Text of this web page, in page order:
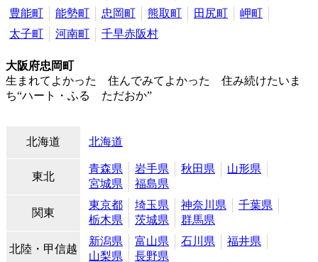
豊能町
能勢町 忠岡町 熊取町 田尻町
岬町
太子町
河南町 千早赤阪村
大阪府忠岡町
生まれてよかった 住んでみてよかった 住み続けたいま
ち“ハート・ふる ただおか”
北海道 北海道
東北
青森県 岩手県 秋田県
山形県
宮城県
福島県
関東
東京都 埼玉県 神奈川県
千葉県
栃木県
茨城県 群馬県
北陸・甲信越
新潟県 富山県 石川県
福井県
山梨県
長野県